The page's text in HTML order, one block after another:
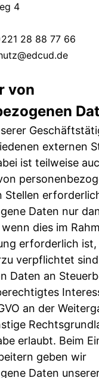
4
28 88 77 66
von
externen
ist teilweise
Stellen
Daten nur
dies im
erforderlich
verpflichtet
Daten an
an der
erlaubt. Beim
geben wir
Daten